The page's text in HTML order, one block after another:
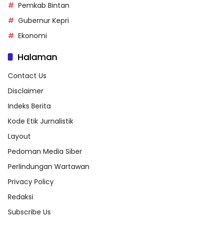
Pemkab Bintan
Gubernur Kepri
Ekonomi
Halaman
Contact Us
Disclaimer
Indeks Berita
Kode Etik Jurnalistik
Layout
Pedoman Media Siber
Perlindungan Wartawan
Privacy Policy
Redaksi
Subscribe Us